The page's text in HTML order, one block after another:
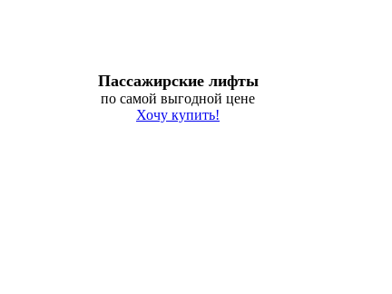
Пассажирские лифты
по самой выгодной цене
Хочу купить!